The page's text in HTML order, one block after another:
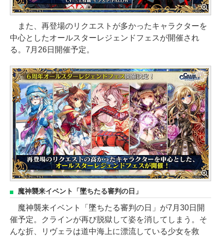
また、再登場のリクエストが多かったキャラクターを
中心としたオールスターレジェンドフェスが開催され
る。7月26日開催予定。
魔神襲来イベント「墜ちたる審判の日」
魔神襲来イベント「墜ちたる審判の日」が7月30日開
催予定。クラインが再び脱獄して姿を消してしまう。そ
んな折、リヴェラは道中海上に漂流している少女を救